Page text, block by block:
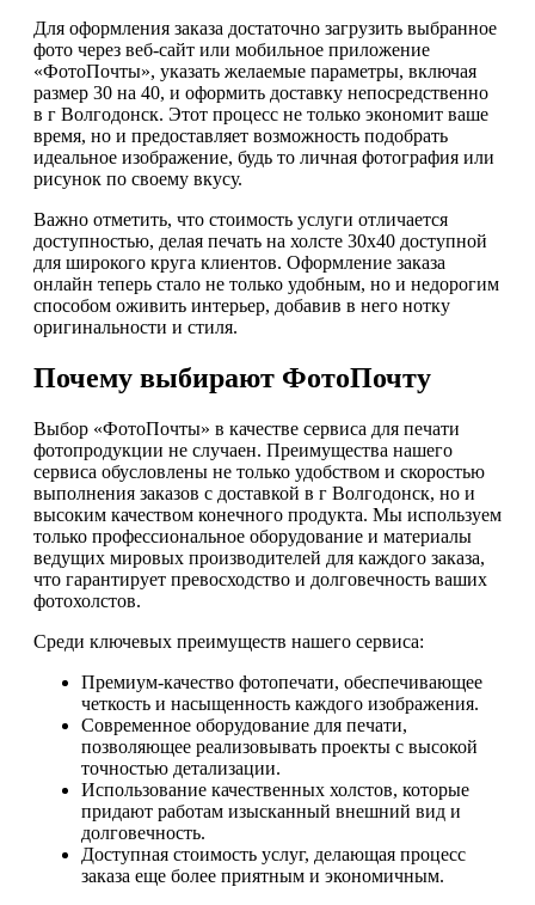
Для оформления заказа достаточно загрузить выбранное
фото через веб-сайт или мобильное приложение
«ФотоПочты», указать желаемые параметры, включая
размер 30 на 40, и оформить доставку непосредственно
в г Волгодонск. Этот процесс не только экономит ваше
время, но и предоставляет возможность подобрать
идеальное изображение, будь то личная фотография или
рисунок по своему вкусу.
Важно отметить, что стоимость услуги отличается
доступностью, делая печать на холсте 30х40 доступной
для широкого круга клиентов. Оформление заказа
онлайн теперь стало не только удобным, но и недорогим
способом оживить интерьер, добавив в него нотку
оригинальности и стиля.
Почему выбирают ФотоПочту
Выбор «ФотоПочты» в качестве сервиса для печати
фотопродукции не случаен. Преимущества нашего
сервиса обусловлены не только удобством и скоростью
выполнения заказов с доставкой в г Волгодонск, но и
высоким качеством конечного продукта. Мы используем
только профессиональное оборудование и материалы
ведущих мировых производителей для каждого заказа,
что гарантирует превосходство и долговечность ваших
фотохолстов.
Среди ключевых преимуществ нашего сервиса:
Премиум-качество фотопечати, обеспечивающее
четкость и насыщенность каждого изображения.
Современное оборудование для печати,
позволяющее реализовывать проекты с высокой
точностью детализации.
Использование качественных холстов, которые
придают работам изысканный внешний вид и
долговечность.
Доступная стоимость услуг, делающая процесс
заказа еще более приятным и экономичным.